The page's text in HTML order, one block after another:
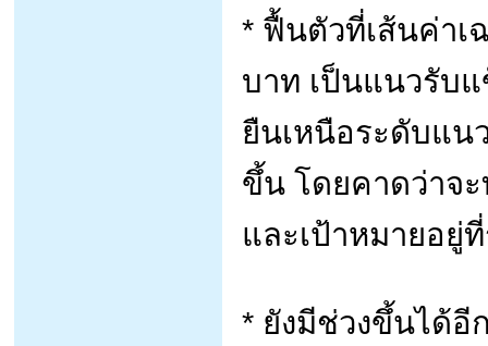
* ฟื้นตัวที่เส้นค่าเ
บาท เป็นแนวรับ
ยืนเหนือระดับแน
ขึ้น โดยคาดว่าจ
และเป้าหมายอยู่
* ยังมีช่วงขึ้นได้อี